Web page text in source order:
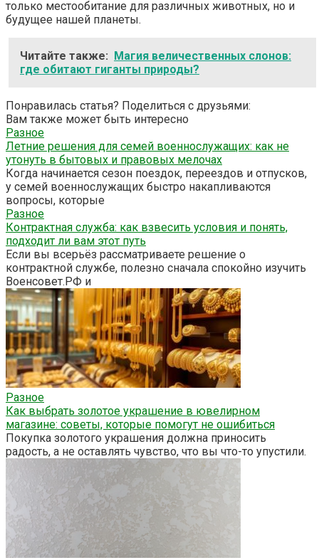
только местообитание для различных животных, но и
будущее нашей планеты.
Читайте также: Магия величественных слонов:
где обитают гиганты природы?
Понравилась статья? Поделиться с друзьями:
Вам также может быть интересно
Разное
Летние решения для семей военнослужащих: как не
утонуть в бытовых и правовых мелочах
Когда начинается сезон поездок, переездов и отпусков,
у семей военнослужащих быстро накапливаются
вопросы, которые
Разное
Контрактная служба: как взвесить условия и понять,
подходит ли вам этот путь
Если вы всерьёз рассматриваете решение о
контрактной службе, полезно сначала спокойно изучить
Военсовет.РФ и
Разное
Как выбрать золотое украшение в ювелирном
магазине: советы, которые помогут не ошибиться
Покупка золотого украшения должна приносить
радость, а не оставлять чувство, что вы что-то упустили.